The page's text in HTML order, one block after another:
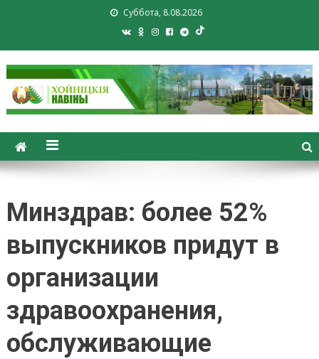
Суббота, 8.08.2026
Хойники. Хойнiцкiя навiны.
Новости Хойник. Районная
Минздрав: более 52%
выпускников придут в
организации
здравоохранения,
обслуживающие